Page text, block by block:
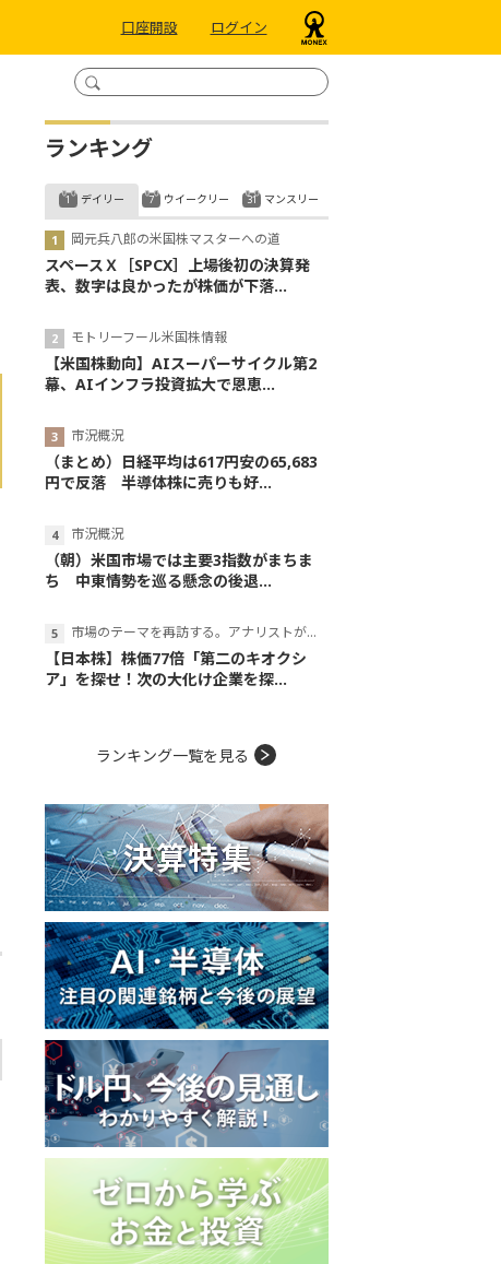
口座開設 ログイン
ランキング
デイリー
岡元兵八郎の米国株マスターへの道
スペースＸ［SPCX］上場後初の決算発
表、数字は良かったが株価が下落...
モトリーフール米国株情報
【米国株動向】AIスーパーサイクル第2
幕、AIインフラ投資拡大で恩恵...
市況概況
（まとめ）日経平均は617円安の65,683
円で反落 半導体株に売りも好...
市況概況
（朝）米国市場では主要3指数がまちま
ち 中東情勢を巡る懸念の後退...
市場のテーマを再訪する。アナリストが読み解くテーマの本質
【日本株】株価77倍「第二のキオクシ
ア」を探せ！次の大化け企業を探...
ウイークリー マンスリー
ランキング一覧を見る